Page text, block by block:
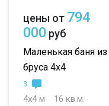
150х200
цены от 794
000 руб
Маленькая баня из
бруса 4х4
3
4х4 м
16 кв.м.